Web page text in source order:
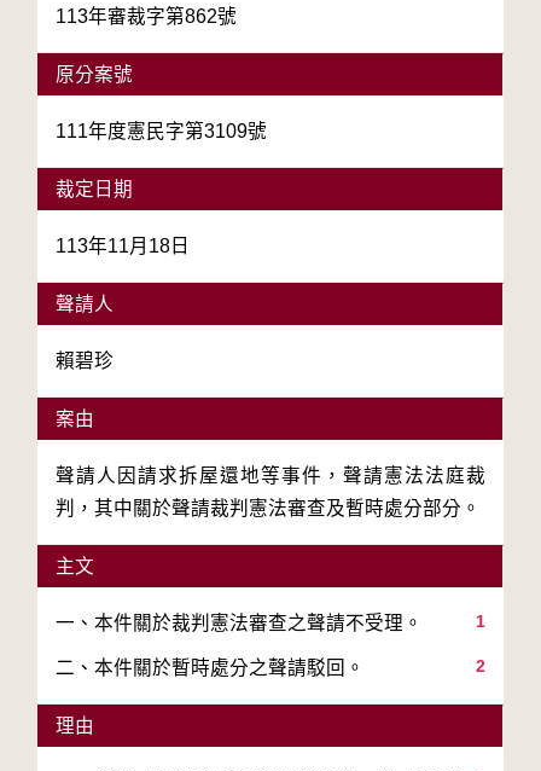
113年審裁字第862號
原分案號
111年度憲民字第3109號
裁定日期
113年11月18日
聲請人
賴碧珍
案由
聲請人因請求拆屋還地等事件，聲請憲法法庭裁
判，其中關於聲請裁判憲法審查及暫時處分部分。
主文
1
2
二、本件關於暫時處分之聲請駁回。
理由